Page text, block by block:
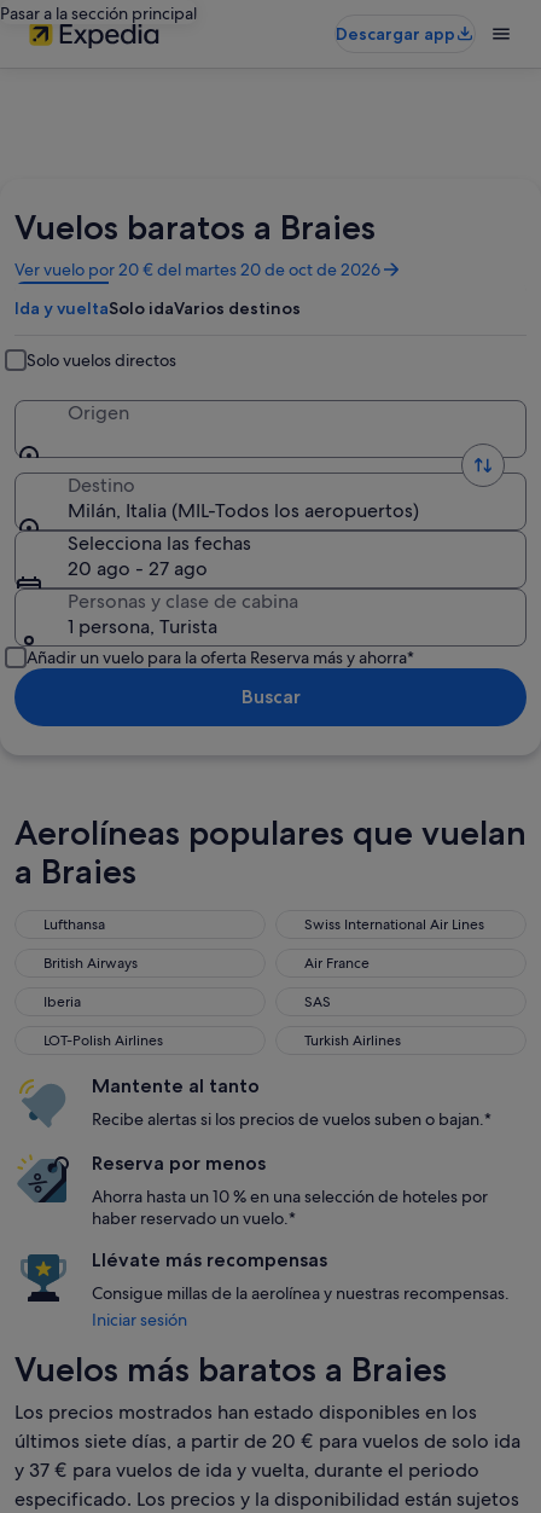
Pasar a la sección principal
Descargar app
Vuelos baratos a Braies
Ver vuelo por 20 € del martes 20 de oct de 2026
Se
abre
en
ventana
nueva
Ida y vueltaSolo idaVarios destinos
Solo vuelos directos
Origen
Destino
Milán, Italia (MIL-Todos los aeropuertos)
Selecciona las fechas
20 ago - 27 ago
Personas y clase de cabina
1 persona, Turista
Añadir un vuelo para la oferta Reserva más y ahorra*
Buscar
Aerolíneas populares que vuelan
a Braies
Lufthansa
Lufthansa Swiss International Air Lines
Swiss International Air Lines
British Airways
British Airways Air France
Air France
Iberia
Iberia SAS
SAS
LOT-Polish Airlines
LOT-Polish Airlines Turkish Airlines
Turkish Airlines
Mantente al tanto
Recibe alertas si los precios de vuelos suben o bajan.*
Reserva por menos
Ahorra hasta un 10 % en una selección de hoteles por
haber reservado un vuelo.*
Llévate más recompensas
Consigue millas de la aerolínea y nuestras recompensas.
Iniciar sesión
Vuelos más baratos a Braies
Los precios mostrados han estado disponibles en los
últimos siete días, a partir de 20 € para vuelos de solo ida
y 37 € para vuelos de ida y vuelta, durante el periodo
especificado. Los precios y la disponibilidad están sujetos